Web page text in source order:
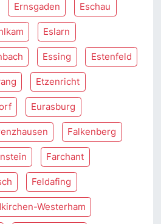
Ernsgaden Eschau
Eslarn
Essing Estenfeld
Etzenricht
Eurasburg
Falkenberg
Farchant
Feldafing
Westerham